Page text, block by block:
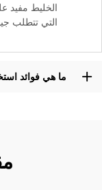
الخليط مفيد
التي تتطلب
ما هي فوائد